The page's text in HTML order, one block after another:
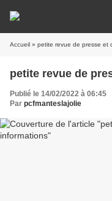
Accueil » petite revue de presse et
petite revue de
Publié le 14/02/2022 à 06:45
Par pcfmanteslajolie